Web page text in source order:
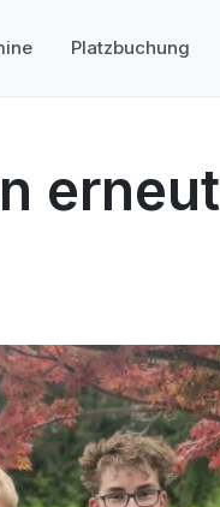
Platzbuchung
erneut